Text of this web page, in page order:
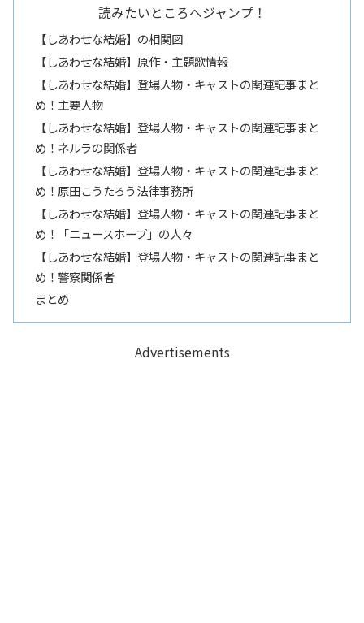
読みたいところへジャンプ！
【しあわせな結婚】の相関図
【しあわせな結婚】原作・主題歌情報
【しあわせな結婚】登場人物・キャストの関連記事まと
め！主要人物
【しあわせな結婚】登場人物・キャストの関連記事まと
め！ネルラの関係者
【しあわせな結婚】登場人物・キャストの関連記事まと
め！原田こうたろう法律事務所
【しあわせな結婚】登場人物・キャストの関連記事まと
め！「ニュースホープ」の人々
【しあわせな結婚】登場人物・キャストの関連記事まと
め！警察関係者
まとめ
Advertisements